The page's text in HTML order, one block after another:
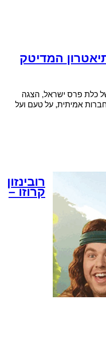
המדיטק
כלת פרס ישראל, הצגה
אמיתית, על טעם ועל
רובינזון
קרוזו –